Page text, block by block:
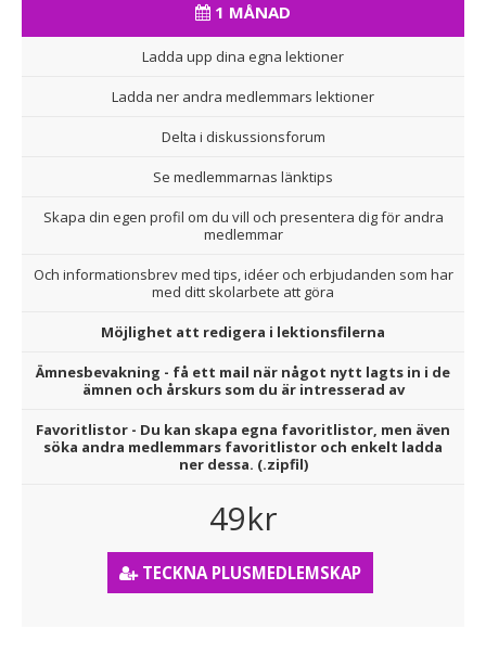
1 MÅNAD
Ladda upp dina egna lektioner
Ladda ner andra medlemmars lektioner
Delta i diskussionsforum
Se medlemmarnas länktips
Skapa din egen profil om du vill och presentera dig för andra
medlemmar
Och informationsbrev med tips, idéer och erbjudanden som har
med ditt skolarbete att göra
Möjlighet att redigera i lektionsfilerna
Ämnesbevakning - få ett mail när något nytt lagts in i de
ämnen och årskurs som du är intresserad av
Favoritlistor - Du kan skapa egna favoritlistor, men även
söka andra medlemmars favoritlistor och enkelt ladda
ner dessa. (.zipfil)
49kr
TECKNA PLUSMEDLEMSKAP